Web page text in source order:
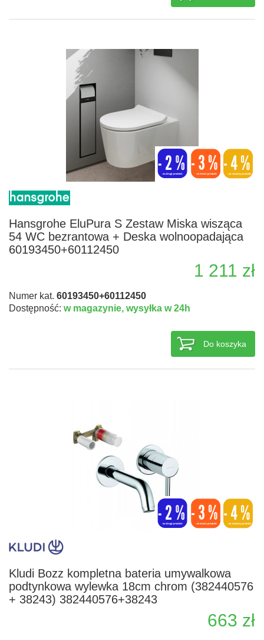
Hansgrohe EluPura S Zestaw Miska wisząca
54 WC bezrantowa + Deska wolnoopadająca
60193450+60112450
1 211 zł
Numer kat. 60193450+60112450
Dostępność: w magazynie, wysyłka w 24h
Do koszyka
Kludi Bozz kompletna bateria umywalkowa
podtynkowa wylewka 18cm chrom (382440576
+ 38243) 382440576+38243
663 zł